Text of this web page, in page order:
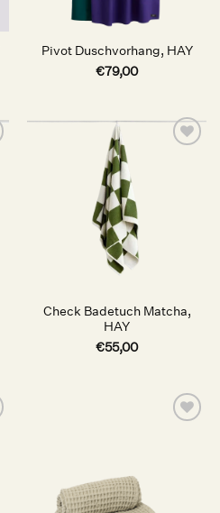
Pivot Duschvorhang, HAY
€79,00
Check Badetuch Matcha,
HAY
€55,00